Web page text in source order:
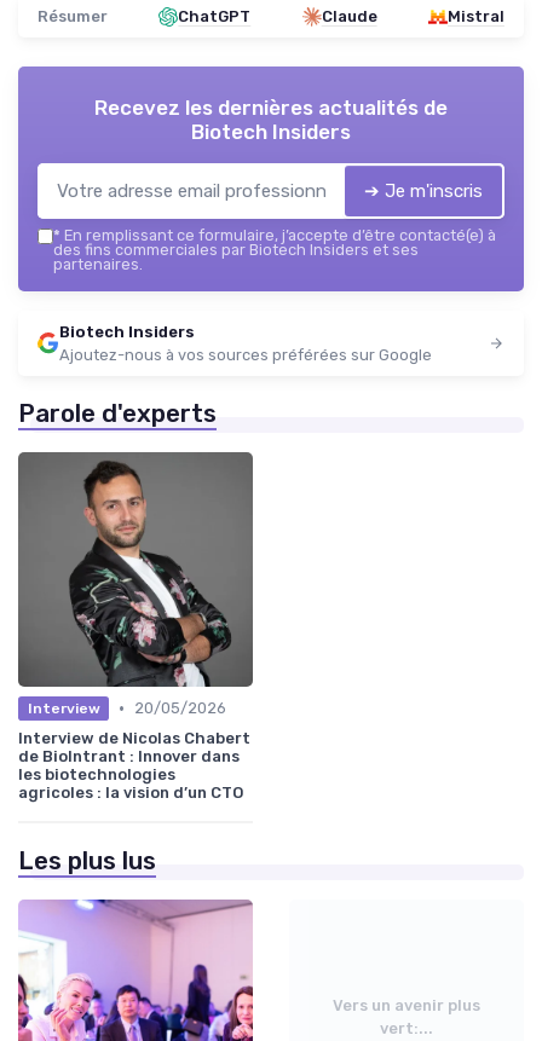
Résumer ChatGPT Claude Mistral
Recevez les dernières actualités de
Biotech Insiders
➔ Je m'inscris
* En remplissant ce formulaire, j’accepte d’être contacté(e) à
des fins commerciales par Biotech Insiders et ses
partenaires.
Biotech Insiders
Ajoutez-nous à vos sources préférées sur Google
Parole d'experts
Interview •
20/05/2026
Interview de Nicolas Chabert
de BioIntrant : Innover dans
les biotechnologies
agricoles : la vision d’un CTO
Les plus lus
Vers un avenir plus
vert:...